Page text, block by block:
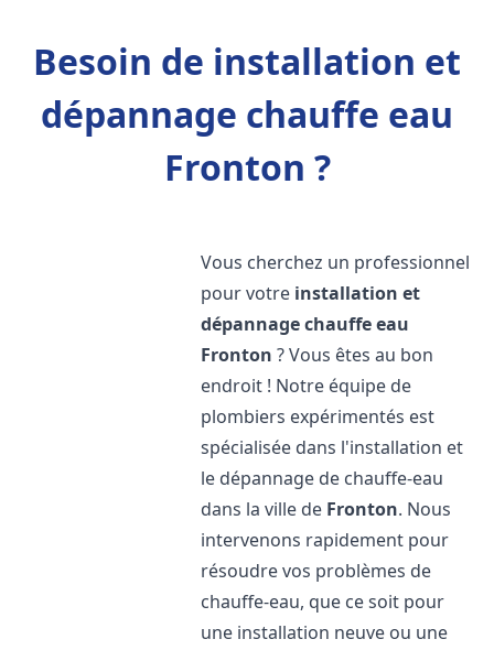
Besoin de installation et
dépannage chauffe eau
Fronton ?
Vous cherchez un professionnel
pour votre installation et
dépannage chauffe eau
Fronton ? Vous êtes au bon
endroit ! Notre équipe de
plombiers expérimentés est
spécialisée dans l'installation et
le dépannage de chauffe-eau
dans la ville de Fronton. Nous
intervenons rapidement pour
résoudre vos problèmes de
chauffe-eau, que ce soit pour
une installation neuve ou une